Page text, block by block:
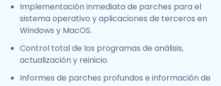
Implementación inmediata de parches para el
sistema operativo y aplicaciones de terceros en
Windows y MacOS.
Control total de los programas de análisis,
actualización y reinicio.
Informes de parches profundos e información de